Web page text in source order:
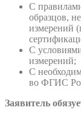
С
образцов,
измерений
С
измерений;
С
во ФГИС
Заявитель